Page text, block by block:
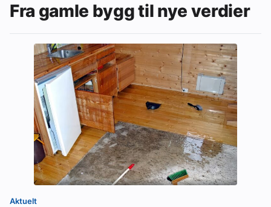
Fra gamle bygg til nye verdier
Aktuelt